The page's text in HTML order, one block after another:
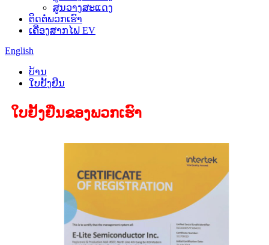
ສູນວາງສະແດງ
ຕິດຕໍ່ພວກເຮົາ
ເຄື່ອງສາກໄຟ EV
English
ບ້ານ
ໃບຢັ້ງຢືນ
ໃບຢັ້ງຢືນຂອງພວກເຮົາ